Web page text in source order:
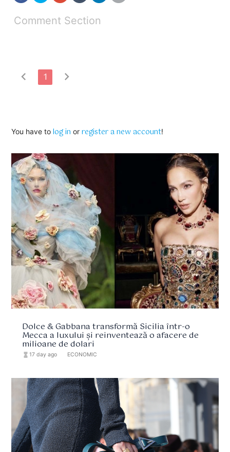
Comment Section
chevron_left 1 chevron_right
You have tolog in orregister a new account!
Dolce & Gabbana transformă Sicilia într-o
Mecca a luxului și reinventează o afacere de
milioane de dolari
hourglass_full 17 day ago ECONOMIC